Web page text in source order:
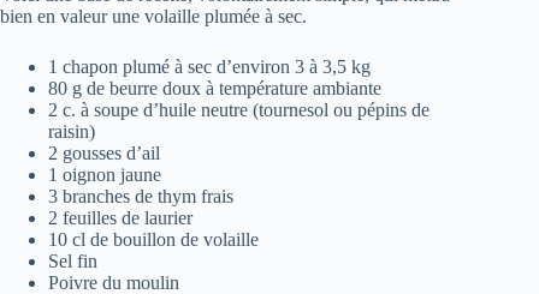
bien en valeur une volaille plumée à sec.
1 chapon plumé à sec d’environ 3 à 3,5 kg
80 g de beurre doux à température ambiante
2 c. à soupe d’huile neutre (tournesol ou pépins de
raisin)
2 gousses d’ail
1 oignon jaune
3 branches de thym frais
2 feuilles de laurier
10 cl de bouillon de volaille
Sel fin
Poivre du moulin